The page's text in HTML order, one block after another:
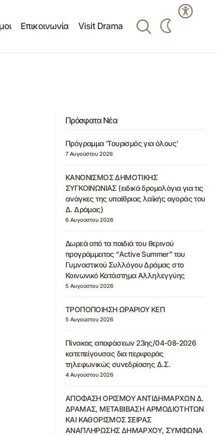
Επικοινωνία Visit Drama
Πρόσφατα Νέα
Πρόγραμμα ‘Τουρισμός για όλους’
7 Αυγούστου 2026
ΚΑΝΟΝΙΣΜΟΣ ΔΗΜΟΤΙΚΗΣ
ΣΥΓΚΟΙΝΩΝΙΑΣ (ειδικά δρομολόγια για τις
ανάγκες της υπαίθριας λαϊκής αγοράς του
Δ. Δράμας)
6 Αυγούστου 2026
Δωρεά από τα παιδιά του θερινού
προγράμματος “Active Summer” του
Γυμναστικού Συλλόγου Δράμας στο
Κοινωνικό Κατάστημα Αλληλεγγύης
5 Αυγούστου 2026
ΤΡΟΠΟΠΟΙΗΣΗ ΩΡΑΡΙΟΥ ΚΕΠ
5 Αυγούστου 2026
Πίνακας αποφάσεων 23ης/04-08-2026
κατεπείγουσας δια περιφοράς
τηλεφωνικώς συνεδρίασης Δ.Σ.
4 Αυγούστου 2026
ΑΠΟΦΑΣΗ ΟΡΙΣΜΟΥ ΑΝΤΙΔΗΜΑΡΧΩΝ Δ.
ΔΡΑΜΑΣ, ΜΕΤΑΒΙΒΑΣΗ ΑΡΜΟΔΙΟΤΗΤΩΝ
ΚΑΙ ΚΑΘΟΡΙΣΜΟΣ ΣΕΙΡΑΣ
ΑΝΑΠΛΗΡΩΣΗΣ ΔΗΜΑΡΧΟΥ, ΣΥΜΦΩΝΑ